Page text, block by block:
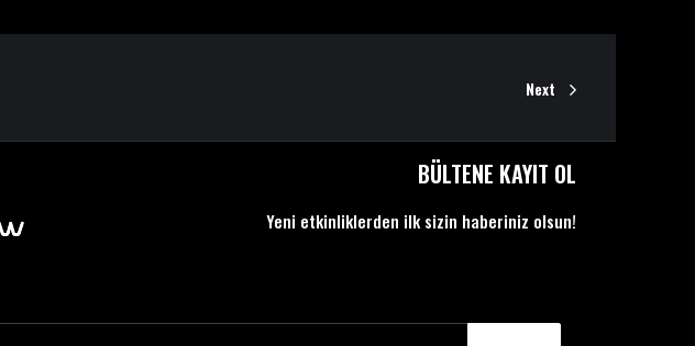
Next
BÜLTENE KAYIT OL
Yeni etkinliklerden ilk sizin haberiniz olsun!